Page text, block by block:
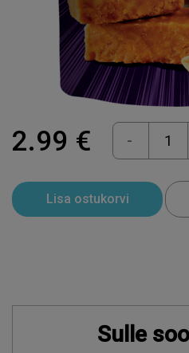
2.99 € -
Lisa ostukorvi
Sulle